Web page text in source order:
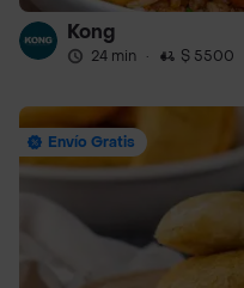
Kong
24 min · $ 5500
Envío Gratis